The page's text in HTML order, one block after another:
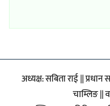
अध्यक्ष: सबिता राई ||
चाम्लिङ ||